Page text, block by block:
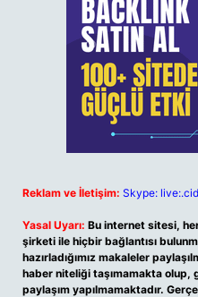
Reklam ve İletişim: Skype:
Yasal Uyarı: Bu internet sitesi,
şirketi ile hiçbir bağlantısı
hazırladığımız makaleler
haber niteliği taşımamakta olup,
paylaşım yapılmamaktadır.